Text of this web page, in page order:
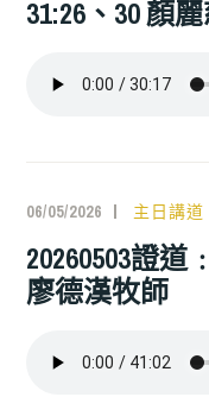
31:26、30 顏
06/05/2026 主日講道
20260503證
廖德漢牧師